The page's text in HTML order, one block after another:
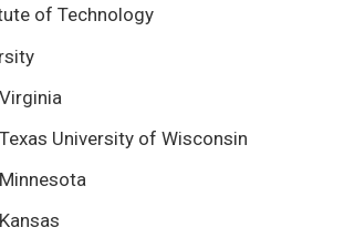
of Technology
University of Wisconsin